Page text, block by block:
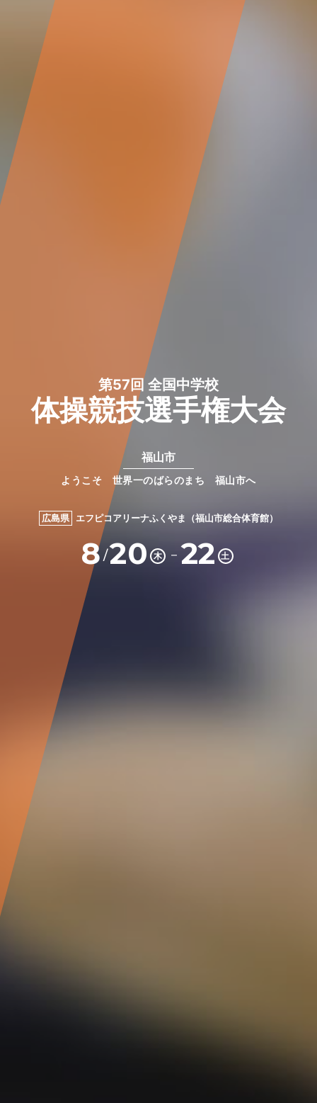
第57回 全国中学校
体操競技選手権大会
福山市
ようこそ 世界一のばらのまち 福山市へ
広島県 エフピコアリーナふくやま（福山市総合体育館）
8/20 木 － 22 土